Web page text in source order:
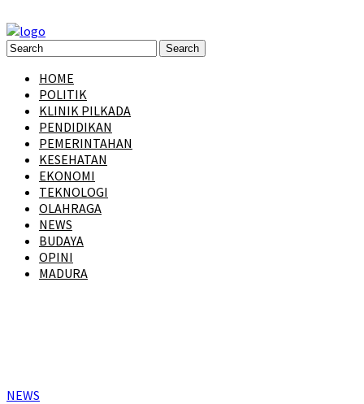
HOME
POLITIK
KLINIK PILKADA
PENDIDIKAN
PEMERINTAHAN
KESEHATAN
EKONOMI
TEKNOLOGI
OLAHRAGA
NEWS
BUDAYA
OPINI
MADURA
NEWS